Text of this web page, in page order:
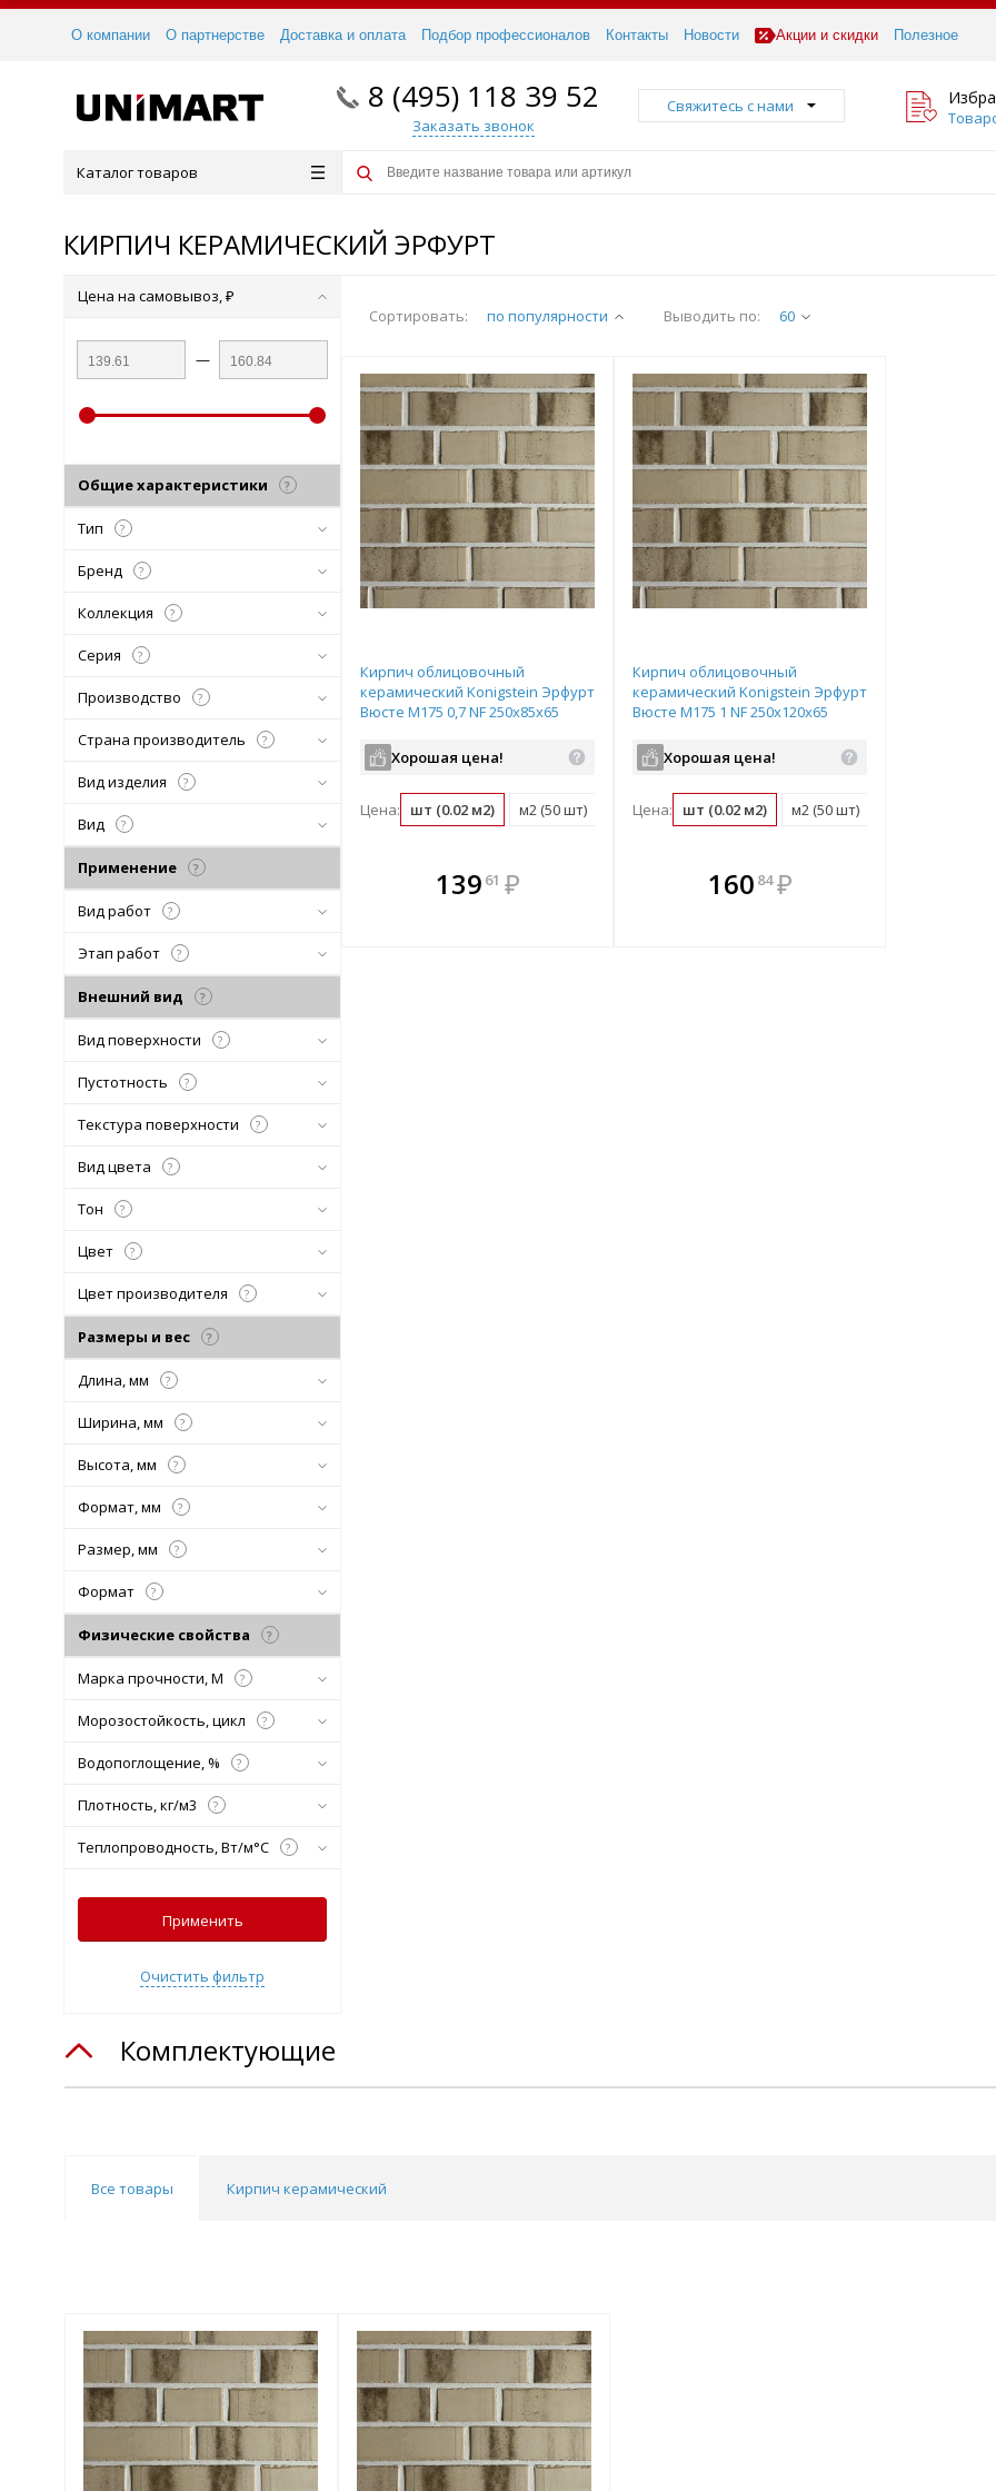
О компании О партнерстве Доставка и оплата Подбор профессионалов Контакты Новости Акции и скидки Полезное
8 (495) 118 39 52
Заказать звонок
Свяжитесь с нами
Каталог товаров
КИРПИЧ КЕРАМИЧЕСКИЙ ЭРФУРТ
Сортировать: по популярности Выводить по: 60
Кирпич облицовочный
керамический Konigstein Эрфурт
Вюсте М175 0,7 NF 250х85х65
Хорошая цена!
Цена: шт (0.02 м2) м2 (50 шт) поддон (660 шт)
В комплекте
всегда выгоднее!
139 61 ₽
В комплекте
всегда выгоднее!
Кирпич облицовочный
керамический Konigstein Эрфурт
Вюсте М175 1 NF 250х120х65
Хорошая цена!
Цена: шт (0.02 м2) м2 (50 шт)
В комплекте
всегда выгоднее!
160 84 ₽
Цена на самовывоз, ₽
—
Общие характеристики ?
Тип ?
Бренд ?
Коллекция ?
Серия ?
Производство ?
Страна производитель ?
Вид изделия ?
Вид ?
Применение ?
Вид работ ?
Этап работ ?
Внешний вид ?
Вид поверхности ?
Пустотность ?
Текстура поверхности ?
Вид цвета ?
Тон ?
Цвет ?
Цвет производителя ?
Размеры и вес ?
Длина, мм ?
Ширина, мм ?
Высота, мм ?
Формат, мм ?
Размер, мм ?
Формат ?
Физические свойства ?
Марка прочности, М ?
Морозостойкость, цикл ?
Водопоглощение, % ?
Плотность, кг/м3 ?
Теплопроводность, Вт/м°С ?
Применить
Очистить фильтр
Комплектующие
Все товары Кирпич керамический